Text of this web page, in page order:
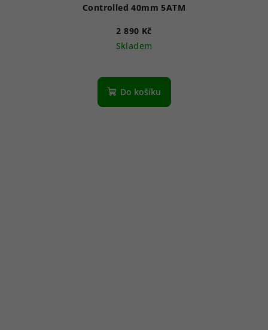
Controlled 40mm 5ATM
2 890 Kč
Skladem
Do košíku